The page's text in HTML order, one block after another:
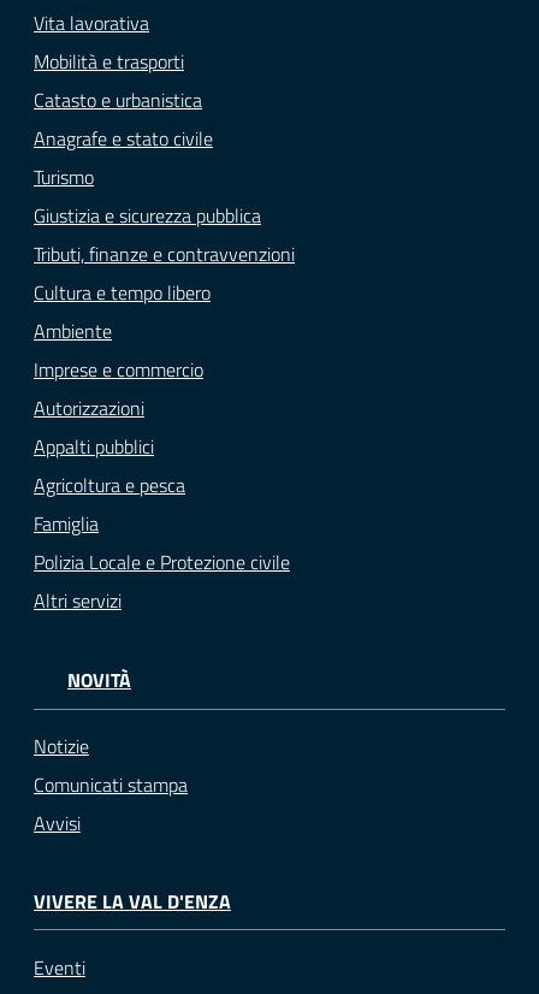
Vita lavorativa
Mobilità e trasporti
Catasto e urbanistica
Anagrafe e stato civile
Turismo
Giustizia e sicurezza pubblica
Tributi, finanze e contravvenzioni
Cultura e tempo libero
Ambiente
Imprese e commercio
Autorizzazioni
Appalti pubblici
Agricoltura e pesca
Famiglia
Polizia Locale e Protezione civile
Altri servizi
NOVITÀ
Notizie
Comunicati stampa
Avvisi
VIVERE LA VAL D'ENZA
Eventi